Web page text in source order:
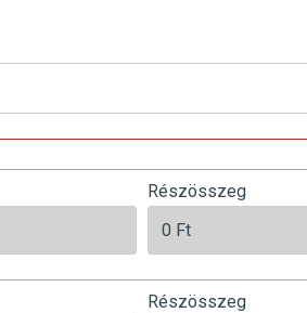
Részösszeg
Részösszeg